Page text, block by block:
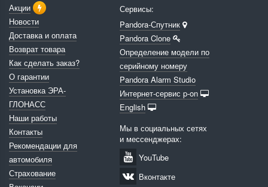
Акции
Новости
Доставка и оплата
Возврат товара
Как сделать заказ?
О гарантии
Установка ЭРА-
ГЛОНАСС
Наши работы
Контакты
Рекомендации для
автомобиля
Страхование
Сервисы:
Pandora-Спутник
Pandora Clone
Определение модели по
серийному номеру
Pandora Alarm Studio
Интернет-сервис p-on
English
Мы в социальных сетях
и мессенджерах:
YouTube
Вконтакте